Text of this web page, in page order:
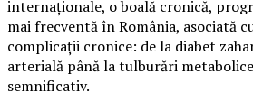
internaționale, o boală cronică,
mai frecventă în România, asociată
complicații cronice: de la diabet
arterială până la tulburări
semnificativ.